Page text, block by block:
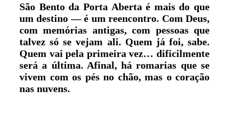
São Bento da Porta Aberta é mais do que
um destino — é um reencontro. Com Deus,
com memórias antigas, com pessoas que
talvez só se vejam ali. Quem já foi, sabe.
Quem vai pela primeira vez… dificilmente
será a última. Afinal, há romarias que se
vivem com os pés no chão, mas o coração
nas nuvens.